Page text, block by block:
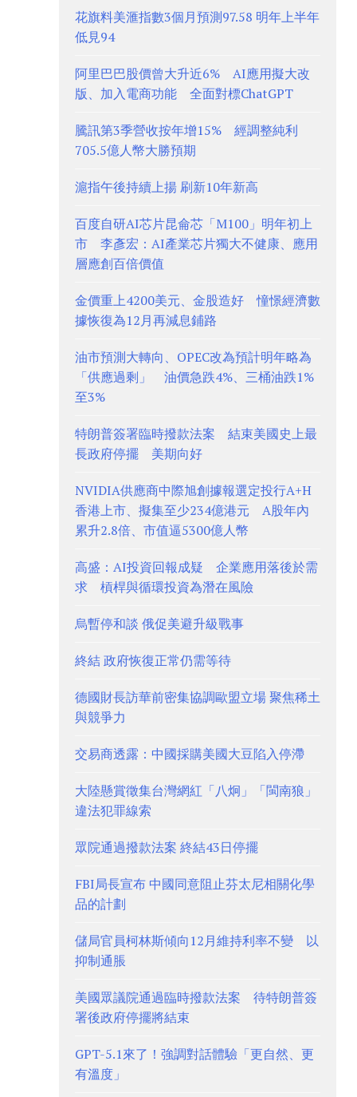
花旗料美滙指數3個月預測97.58 明年上半年
低見94
阿里巴巴股價曾大升近6% AI應用擬大改
版、加入電商功能 全面對標ChatGPT
騰訊第3季營收按年增15% 經調整純利
705.5億人幣大勝預期
滬指午後持續上揚 刷新10年新高
百度自研AI芯片昆侖芯「M100」明年初上
市 李彥宏：AI產業芯片獨大不健康、應用
層應創百倍價值
金價重上4200美元、金股造好 憧憬經濟數
據恢復為12月再減息鋪路
油市預測大轉向、OPEC改為預計明年略為
「供應過剩」 油價急跌4%、三桶油跌1%
至3%
特朗普簽署臨時撥款法案 結束美國史上最
長政府停擺 美期向好
NVIDIA供應商中際旭創據報選定投行A+H
香港上市、擬集至少234億港元 A股年內
累升2.8倍、市值逼5300億人幣
高盛：AI投資回報成疑 企業應用落後於需
求 槓桿與循環投資為潛在風險
烏暫停和談 俄促美避升級戰事
終結 政府恢復正常仍需等待
德國財長訪華前密集協調歐盟立場 聚焦稀土
與競爭力
交易商透露：中國採購美國大豆陷入停滯
大陸懸賞徵集台灣網紅「八炯」「閩南狼」
違法犯罪線索
眾院通過撥款法案 終結43日停擺
FBI局長宣布 中國同意阻止芬太尼相關化學
品的計劃
儲局官員柯林斯傾向12月維持利率不變 以
抑制通脹
美國眾議院通過臨時撥款法案 待特朗普簽
署後政府停擺將結束
GPT-5.1來了！強調對話體驗「更自然、更
有溫度」